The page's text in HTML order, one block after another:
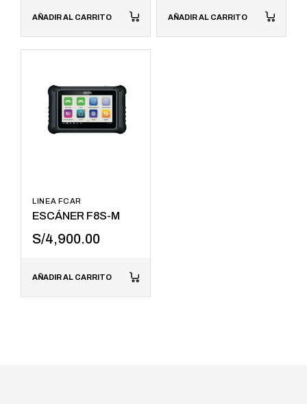
AÑADIR AL CARRITO AÑADIR AL CARRITO
LINEA FCAR
ESCÁNER F8S-M
S/4,900.00
AÑADIR AL CARRITO